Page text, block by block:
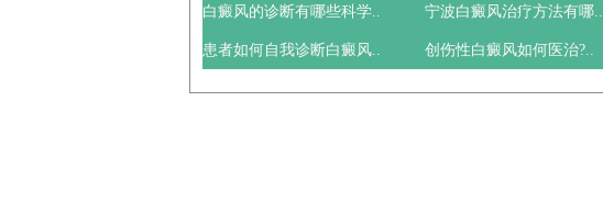
白癜风的诊断有哪些科学.. 宁波白癜风治疗方法有哪..
患者如何自我诊断白癜风.. 创伤性白癜风如何医治?..